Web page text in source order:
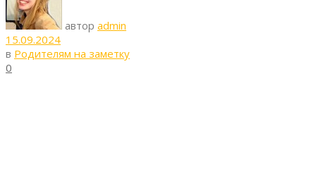
автор admin
15.09.2024
в Родителям на заметку
0